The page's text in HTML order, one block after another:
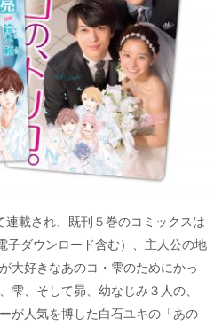
連載され、既刊５巻のコミックスは
子ダウンロード含む）、主人公の地
大好きなあのコ・雫のためにかっ
雫、そして昴、幼なじみ３人の、
が人気を博した白石ユキの「あの